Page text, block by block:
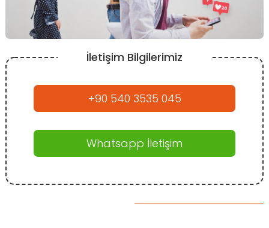
İletişim Bilgilerimiz
+90 540 3535 045
Whatsapp İletişim